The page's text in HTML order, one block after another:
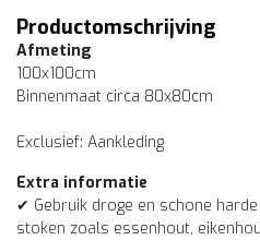
Productomschrijving
Afmeting
100x100cm
Binnenmaat circa 80x80cm
Exclusief: Aankleding
Extra informatie
✔ Gebruik droge en schone
stoken zoals essenhout,